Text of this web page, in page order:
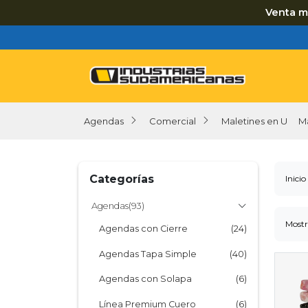
Venta
Agendas Comercial Maletines en U
Categorías
Agendas(93)
Agendas con Cierre (24)
Agendas Tapa Simple (40)
Agendas con Solapa (6)
Línea Premium Cuero (6)
Inicio